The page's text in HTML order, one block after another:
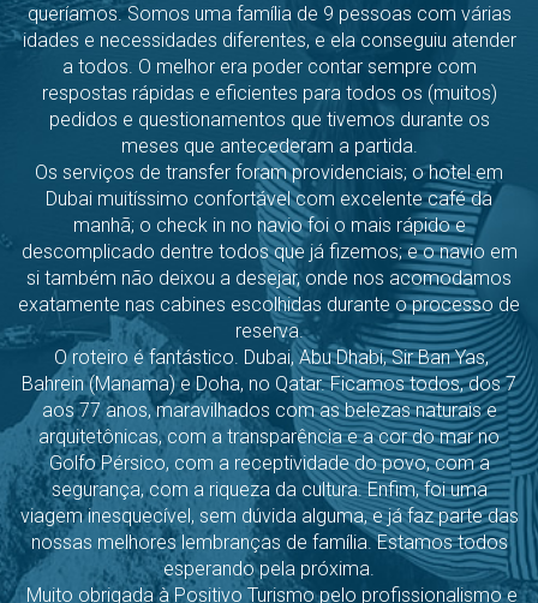
queríamos. Somos uma família de 9 pessoas com várias
idades e necessidades diferentes, e ela conseguiu atender
a todos. O melhor era poder contar sempre com
respostas rápidas e eficientes para todos os (muitos)
pedidos e questionamentos que tivemos durante os
meses que antecederam a partida.
Os serviços de transfer foram providenciais; o hotel em
Dubai muitíssimo confortável com excelente café da
manhã; o check in no navio foi o mais rápido e
descomplicado dentre todos que já fizemos; e o navio em
si também não deixou a desejar, onde nos acomodamos
exatamente nas cabines escolhidas durante o processo de
reserva.
O roteiro é fantástico. Dubai, Abu Dhabi, Sir Ban Yas,
Bahrein (Manama) e Doha, no Qatar. Ficamos todos, dos 7
aos 77 anos, maravilhados com as belezas naturais e
arquitetônicas, com a transparência e a cor do mar no
Golfo Pérsico, com a receptividade do povo, com a
segurança, com a riqueza da cultura. Enfim, foi uma
viagem inesquecível, sem dúvida alguma, e já faz parte das
nossas melhores lembranças de família. Estamos todos
esperando pela próxima.
Muito obrigada à Positivo Turismo pelo profissionalismo e